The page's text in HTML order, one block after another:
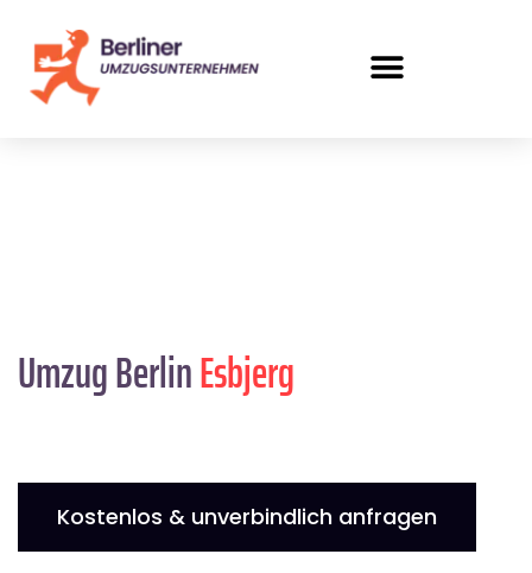
Umzug BerlinEsbjerg
Kostenlos & unverbindlich anfragen